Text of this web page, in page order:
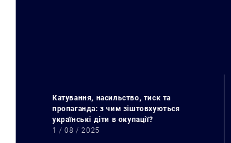
Катування, насильство, тиск та
пропаганда: з чим зіштовхуються
українські діти в окупації?
1 / 08 / 2025